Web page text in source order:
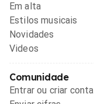
Em alta
Estilos musicais
Novidades
Videos
Comunidade
Entrar ou criar conta